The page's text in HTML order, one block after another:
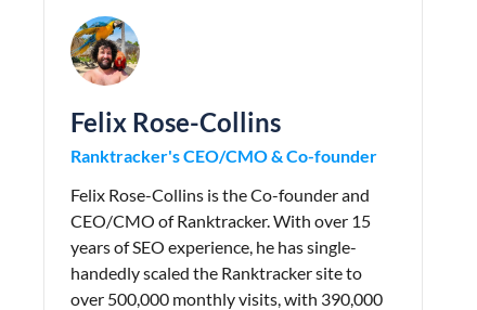
Felix Rose-Collins
Ranktracker's CEO/CMO & Co-founder
Felix Rose-Collins is the Co-founder and
CEO/CMO of Ranktracker. With over 15
years of SEO experience, he has single-
handedly scaled the Ranktracker site to
over 500,000 monthly visits, with 390,000